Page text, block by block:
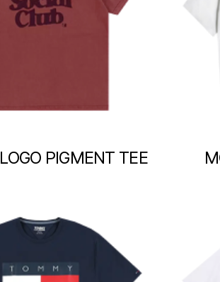
PIGMENT TEE